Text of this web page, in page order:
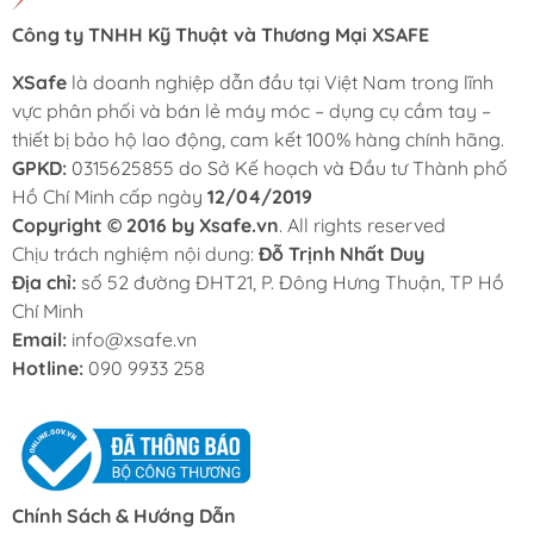
Công ty TNHH Kỹ Thuật và Thương Mại XSAFE
XSafe là doanh nghiệp dẫn đầu tại Việt Nam trong lĩnh
vực phân phối và bán lẻ máy móc – dụng cụ cầm tay –
thiết bị bảo hộ lao động, cam kết 100% hàng chính hãng.
GPKD: 0315625855 do Sở Kế hoạch và Đầu tư Thành phố
Hồ Chí Minh cấp ngày 12/04/2019
Copyright © 2016 by Xsafe.vn. All rights reserved
Chịu trách nghiệm nội dung: Đỗ Trịnh Nhất Duy
Địa chỉ: số 52 đường ĐHT21, P. Đông Hưng Thuận, TP Hồ
Chí Minh
Email: info@xsafe.vn
Hotline: 090 9933 258
Chính Sách & Hướng Dẫn